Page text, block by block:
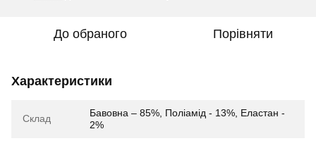
До обраного Порівняти
Характеристики
Склад
Бавовна – 85%, Поліамід - 13%, Еластан -
2%